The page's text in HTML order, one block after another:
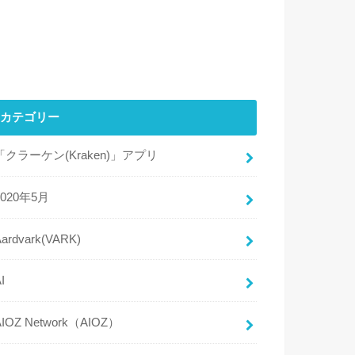
カテゴリー
クラーケン(Kraken)」アプリ
年5月
Network（AIOZ）